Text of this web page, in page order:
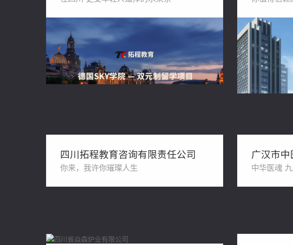
四川拓程教育咨询有限责任公司
你来，我许你璀璨人生
广汉市
中华医魂